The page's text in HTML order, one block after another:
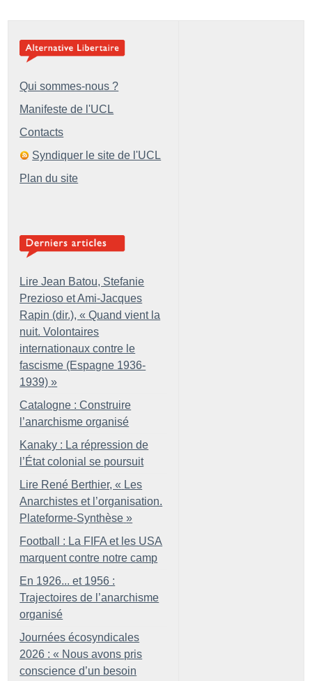
Qui sommes-nous ?
Manifeste de l'UCL
Contacts
Syndiquer le site de l'UCL
Plan du site
Lire Jean Batou, Stefanie
Prezioso et Ami-Jacques
Rapin (dir.), « Quand vient la
nuit. Volontaires
internationaux contre le
fascisme (Espagne 1936-
1939) »
Catalogne : Construire
l’anarchisme organisé
Kanaky : La répression de
l’État colonial se poursuit
Lire René Berthier, « Les
Anarchistes et l’organisation.
Plateforme-Synthèse »
Football : La FIFA et les USA
marquent contre notre camp
En 1926... et 1956 :
Trajectoires de l’anarchisme
organisé
Journées écosyndicales
2026 : « Nous avons pris
conscience d’un besoin